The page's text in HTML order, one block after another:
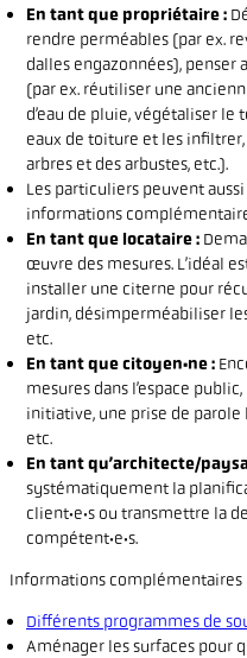
En tant que propriétaire :
rendre perméables (par ex.
dalles engazonnées), penser
(par ex. réutiliser une
d’eau de pluie, végétaliser le
eaux de toiture et les
arbres et des arbustes, etc.).
Les particuliers peuvent
informations
En tant que locataire :
œuvre des mesures. L’idéal
installer une citerne pour
jardin, désimperméabiliser
etc.
En tant que citoyen·ne :
mesures dans l’espace
initiative, une prise de parole
etc.
En tant qu’architecte/
systématiquement la
client·e·s ou transmettre la
compétent·e·s.
Informations complémentaires
Différents programmes de
Aménager les surfaces pour